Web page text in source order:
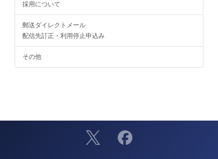
採用について
郵送ダイレクトメール
配信先訂正・利用停止申込み
その他